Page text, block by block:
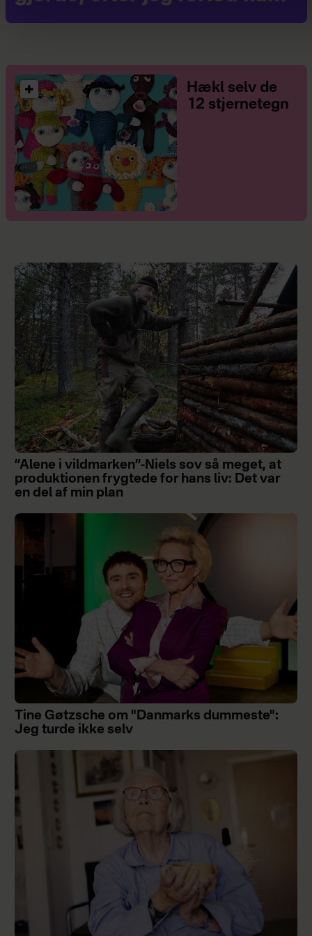
Hækl selv de
12 stjernetegn
”Alene i vildmarken”-Niels sov så meget, at
produktionen frygtede for hans liv: Det var
en del af min plan
Tine Gøtzsche om "Danmarks dummeste":
Jeg turde ikke selv